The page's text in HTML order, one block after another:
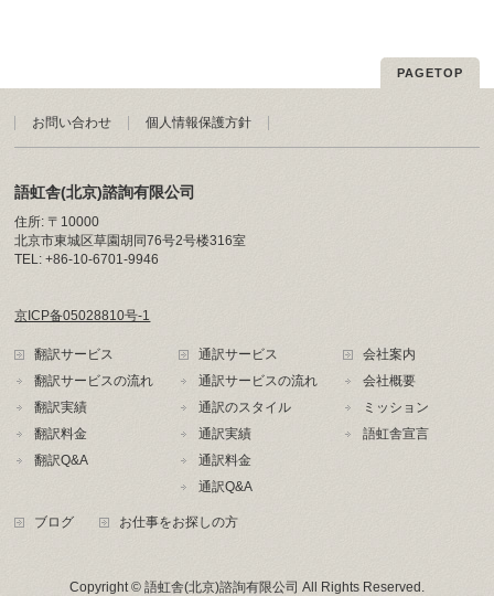
PAGETOP
お問い合わせ 個人情報保護方針
語虹舎(北京)諮詢有限公司
住所: 〒10000
北京市東城区草園胡同76号2号楼316室
TEL: +86-10-6701-9946
京ICP备05028810号-1
翻訳サービス
翻訳サービスの流れ
翻訳実績
翻訳料金
翻訳Q&A
通訳サービス
通訳サービスの流れ
通訳のスタイル
通訳実績
通訳料金
通訳Q&A
会社案内
会社概要
ミッション
語虹舎宣言
ブログ お仕事をお探しの方
Copyright © 語虹舎(北京)諮詢有限公司 All Rights Reserved.